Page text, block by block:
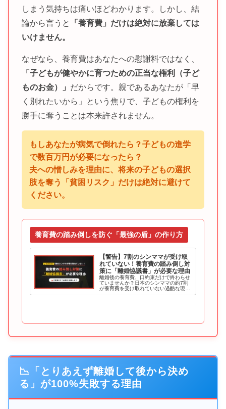
しまう気持ちは痛いほどわかります。しかし、結
論から言うと
「養育費」だけは絶対に放棄しては
いけません。
なぜなら、養育費はあなたへの慰謝料ではなく、
「子どもが健やかに育つための正当な権利（子ど
ものお金）」 だからです。親であるあなたが「早
く別れたいから」という焦りで、子どもの権利を
勝手に奪うことは本来許されません。
もしあなたが病気で倒れたら？子どもの進学
で数百万円が必要になったら？
夫への憎しみを理由に、将来の子どもの選択
肢を奪う「貧困リスク」だけは絶対に避けて
ください。
養育費の踏み倒しを防ぐ「最強の盾」の作り方
【警告】7割のシンママが受け取
れていない！養育費の踏み倒し対
策に「離婚協議書」が必要な理由
離婚後の養育費、口約束だけで終わらせ
ていませんか？日本のシンママの約7割
が養育費を受け取れていない過酷な現実
と、途絶える3つの理由を解説。踏み倒
📉「とりあえず離婚して後から決め
る」が100%失敗する理由